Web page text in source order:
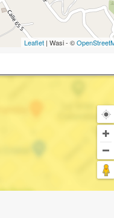
Leaflet | Wasi - ©